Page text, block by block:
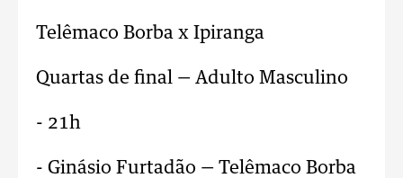
Telêmaco Borba x Ipiranga
Quartas de final — Adulto Masculino
- 21h
- Ginásio Furtadão — Telêmaco Borba